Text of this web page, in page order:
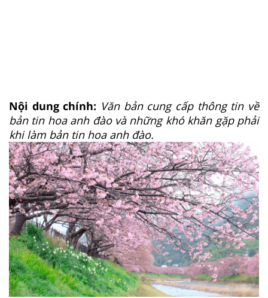
Nội dung chính: Văn bản cung cấp thông tin về
bản tin hoa anh đào và những khó khăn gặp phải
khi làm bản tin hoa anh đào.